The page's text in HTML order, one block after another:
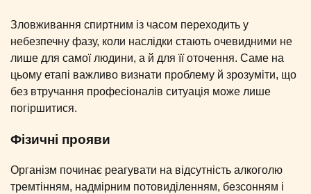
Зловживання спиртним із часом переходить у
небезпечну фазу, коли наслідки стають очевидними не
лише для самої людини, а й для її оточення. Саме на
цьому етапі важливо визнати проблему й зрозуміти, що
без втручання професіоналів ситуація може лише
погіршитися.
Фізичні прояви
Організм починає реагувати на відсутність алкоголю
тремтінням, надмірним потовиділенням, безсонням і